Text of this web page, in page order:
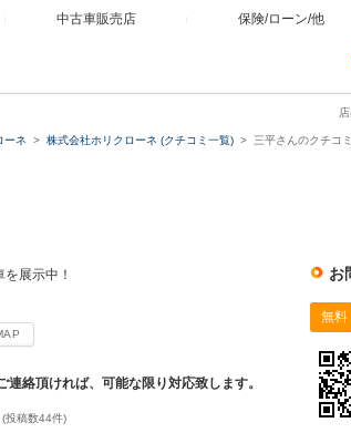
中古車販売店 保険/ローン/他
ーネ 株式会社ホリクローネ (クチコミ一覧) 三平さんのクチコ
展示中！
絡頂ければ、可能な限り対応致します。
(投稿数44件)
お
無料